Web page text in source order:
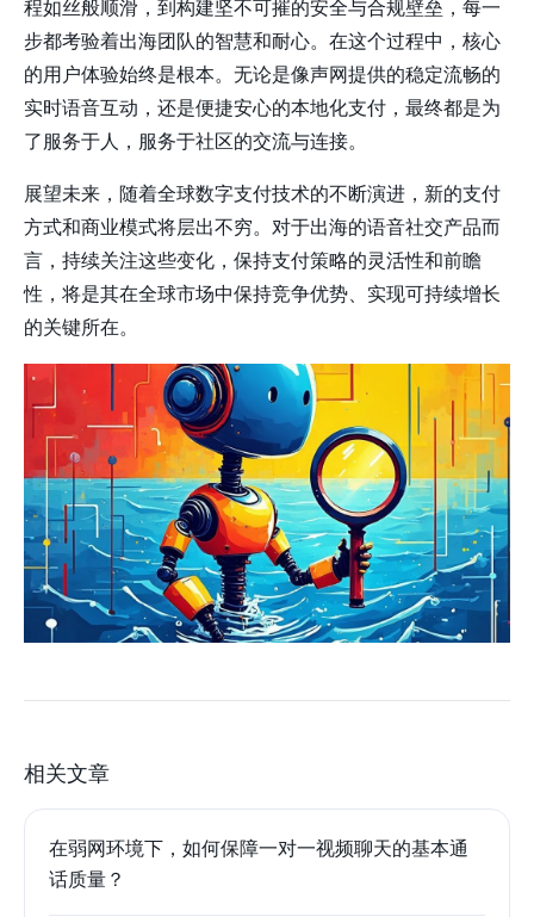
程如丝般顺滑，到构建坚不可摧的安全与合规壁垒，每一
步都考验着出海团队的智慧和耐心。在这个过程中，核心
的用户体验始终是根本。无论是像声网提供的稳定流畅的
实时语音互动，还是便捷安心的本地化支付，最终都是为
了服务于人，服务于社区的交流与连接。
展望未来，随着全球数字支付技术的不断演进，新的支付
方式和商业模式将层出不穷。对于出海的语音社交产品而
言，持续关注这些变化，保持支付策略的灵活性和前瞻
性，将是其在全球市场中保持竞争优势、实现可持续增长
的关键所在。
相关文章
在弱网环境下，如何保障一对一视频聊天的基本通
话质量？